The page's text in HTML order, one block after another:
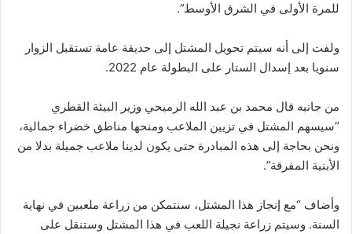
للمرة الأولى في الشرق الأوسط”.
ولفت إلى أنه سيتم تحويل المشتل إلى حديقة عامة تستقبل الزوار
سنويا بعد إسدال الستار على البطولة عام 2022.
من جانبه قال محمد بن عبد الله الرميحي وزير البيئة القطري
“سيسهم المشتل في تزيين الملاعب ومنحها مناطق خضراء جمالية،
ونحن بحاجة إلى هذه المبادرة حتى يكون لدينا ملاعب جميلة بدلا من
الأبنية المفرقة”.
وأضاف “مع إنجاز هذا المشتل، سنتمكن من زراعة ملعبين في نهاية
السنة. وسيتم زراعة نجيلة اللعب في هذا المشتل وستنقل على